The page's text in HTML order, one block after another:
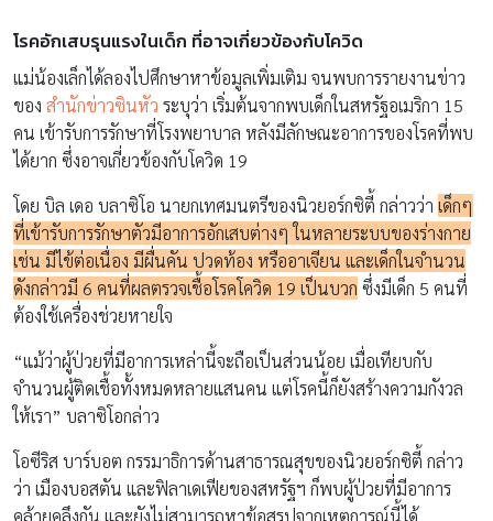
โรคอักเสบรุนแรงในเด็ก ที่อาจเกี่ยวข้องกับโควิด
แม่น้องเล็กได้ลองไปศึกษาหาข้อมูลเพิ่มเติม จนพบการรายงานข่าว
ของ สำนักข่าวซินหัว ระบุว่า เริ่มต้นจากพบเด็กในสหรัฐอเมริกา 15
คน เข้ารับการรักษาที่โรงพยาบาล หลังมีลักษณะอาการของโรคที่พบ
ได้ยาก ซึ่งอาจเกี่ยวข้องกับโควิด 19
โดย บิล เดอ บลาซิโอ นายกเทศมนตรีของนิวยอร์กซิตี้ กล่าวว่า เด็กๆ
ที่เข้ารับการรักษาตัวมีอาการอักเสบต่างๆ ในหลายระบบของร่างกาย
เช่น มีไข้ต่อเนื่อง มีผื่นคัน ปวดท้อง หรืออาเจียน และเด็กในจำนวน
ดังกล่าวมี 6 คนที่ผลตรวจเชื้อโรคโควิด 19 เป็นบวก ซึ่งมีเด็ก 5 คนที่
ต้องใช้เครื่องช่วยหายใจ
“แม้ว่าผู้ป่วยที่มีอาการเหล่านี้จะถือเป็นส่วนน้อย เมื่อเทียบกับ
จำนวนผู้ติดเชื้อทั้งหมดหลายแสนคน แต่โรคนี้ก็ยังสร้างความกังวล
ให้เรา” บลาซิโอกล่าว
โอซีริส บาร์บอต กรรมาธิการด้านสาธารณสุขของนิวยอร์กซิตี้ กล่าว
ว่า เมืองบอสตัน และฟิลาเดเฟียของสหรัฐฯ ก็พบผู้ป่วยที่มีอาการ
คล้ายคลึงกัน และยังไม่สามารถหาข้อสรุปจากเหตุการณ์นี้ได้